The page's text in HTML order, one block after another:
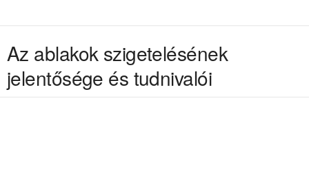
Az ablakok szigetelésének
jelentősége és tudnivalói